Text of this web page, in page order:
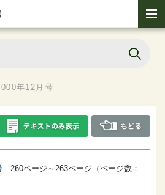
年12月号
260ページ～263ページ（ページ数：